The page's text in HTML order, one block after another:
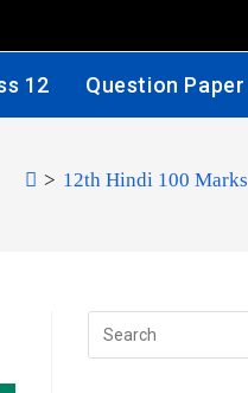
12 Question Paper
> 12th Hindi 100 Marks